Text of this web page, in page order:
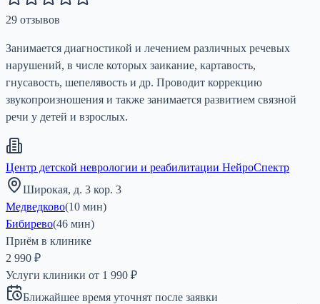
29 отзывов
Занимается диагностикой и лечением различных речевых
нарушений, в числе которых заикание, картавость,
гнусавость, шепелявость и др. Проводит коррекцию
звукопроизношения и также занимается развитием связной
речи у детей и взрослых.
Центр детской неврологии и реабилитации НейроСпектр
Широкая, д. 3 кор. 3
Медведково(10 мин)
Бибирево(46 мин)
Приём в клинике
2 990 ₽
Услуги клиники от 1 990 ₽
Ближайшее время уточнят после заявки